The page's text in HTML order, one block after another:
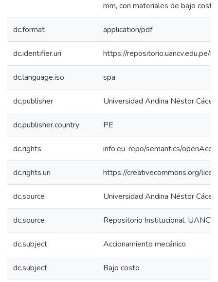
mm, con materiales de bajo costo.
dc.format application/pdf
dc.identifier.uri https://repositorio.uancv.edu.pe/
dc.language.iso spa
dc.publisher Universidad Andina Néstor
dc.publisher.country PE
dc.rights info:eu-repo/semantics/
dc.rights.uri https://creativecommons.org/
dc.source Universidad Andina Néstor
dc.source Repositorio Institucional. UANCV
dc.subject Accionamiento mecánico
dc.subject Bajo costo